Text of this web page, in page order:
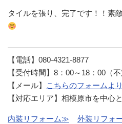
タイルを張り、完了です！！素
【電話】080-4321-8877
【受付時間】8：00～18：00（不
【メール】
こちらのフォームよ
【対応エリア】相模原市を中心
内装リフォーム≫
外装リフォ